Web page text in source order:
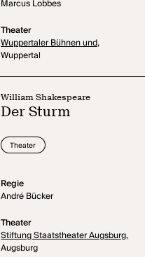
Marcus Lobbes
Theater
Wuppertaler Bühnen und,
Wuppertal
William Shakespeare
Der Sturm
Theater
Regie
André Bücker
Theater
Stiftung Staatstheater Augsburg,
Augsburg